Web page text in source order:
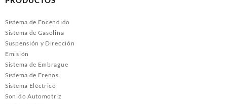
Sistema de Encendido
Sistema de Gasolina
Suspensión y Dirección
Emisión
Sistema de Embrague
Sistema de Frenos
Sistema Eléctrico
Sonido Automotriz